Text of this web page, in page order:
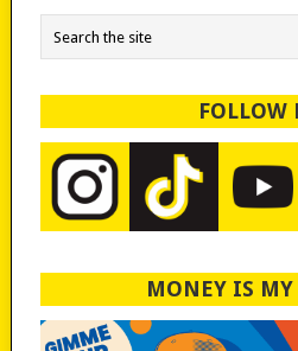
FOLLOW
MONEY IS